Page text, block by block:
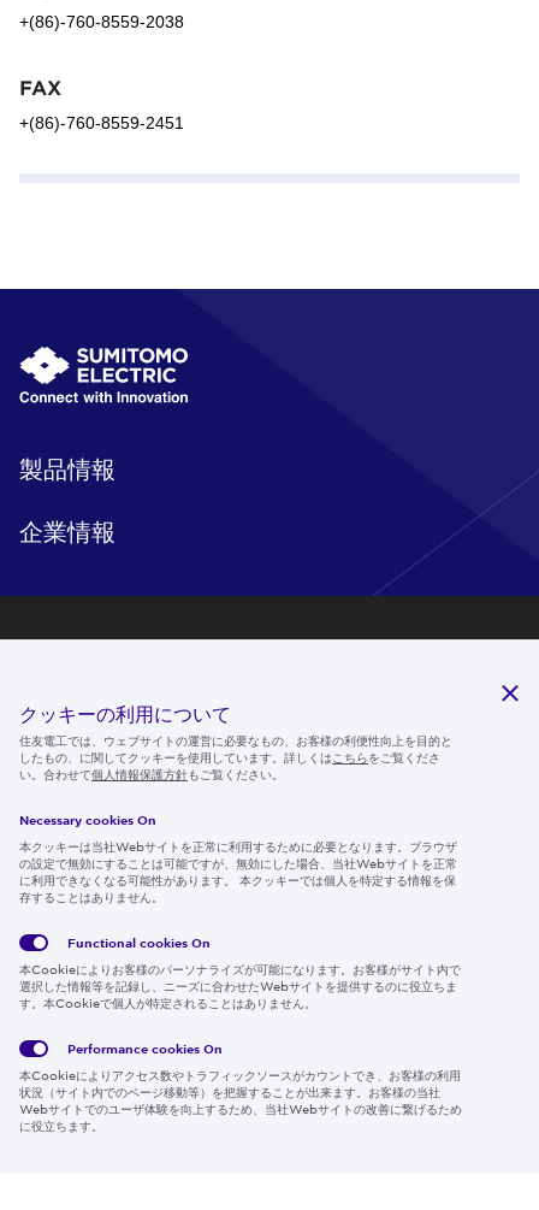
+(86)-760-8559-2038
FAX
+(86)-760-8559-2451
製品情報
企業情報
ニュースルーム
IR情報
採用情報
Global
Policy
サイト
約
Region & Language:
Japan | JP
クッキーの利用について
住友電工では、ウェブサイトの運営に必要なもの、お客様の利便性向上を目的と
したもの、に関してクッキーを使用しています。詳しくは こちらをご覧くださ
い。合わせて個人情報保護方針もご覧ください。
Necessary cookies On
本クッキーは当社Webサイトを正常に利用するために必要となります。ブラウザ
の設定で無効にすることは可能ですが、無効にした場合、当社Webサイトを正常
に利用できなくなる可能性があります。 本クッキーでは個人を特定する情報を保
存することはありません。
Functional cookies On
本Cookieによりお客様のパーソナライズが可能になります。お客様がサイト内で
選択した情報等を記録し、ニーズに合わせたWebサイトを提供するのに役立ちま
す。本Cookieで個人が特定されることはありません。
Performance cookies On
本Cookieによりアクセス数やトラフィックソースがカウントでき、お客様の利用
状況（サイト内でのページ移動等）を把握することが出来ます。お客様の当社
Webサイトでのユーザ体験を向上するため、当社Webサイトの改善に繋げるため
に役立ちます。